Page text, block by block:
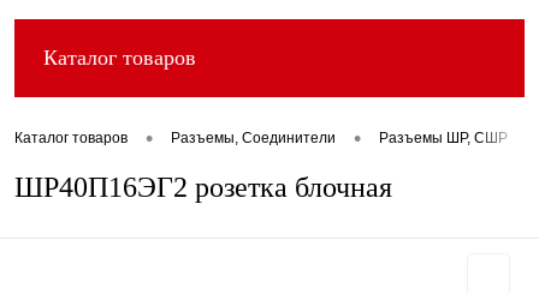
Каталог товаров
Каталог товаров • Разъемы, Соединители • Разъемы ШР, СШР
ШР40П16ЭГ2 розетка блочная